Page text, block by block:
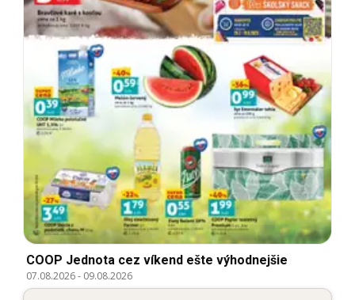
COOP Jednota cez víkend ešte výhodnejšie
07.08.2026- 09.08.2026